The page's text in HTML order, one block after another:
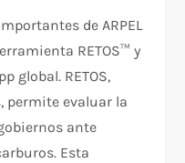
de ARPEL
RETOS™ y
global. RETOS,
permite evaluar la
ante
Esta